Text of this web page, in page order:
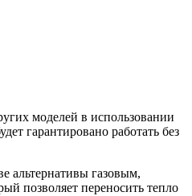
моделей в использовании
гарантировано работать без
альтернативы газовым,
позволяет переносить тепло